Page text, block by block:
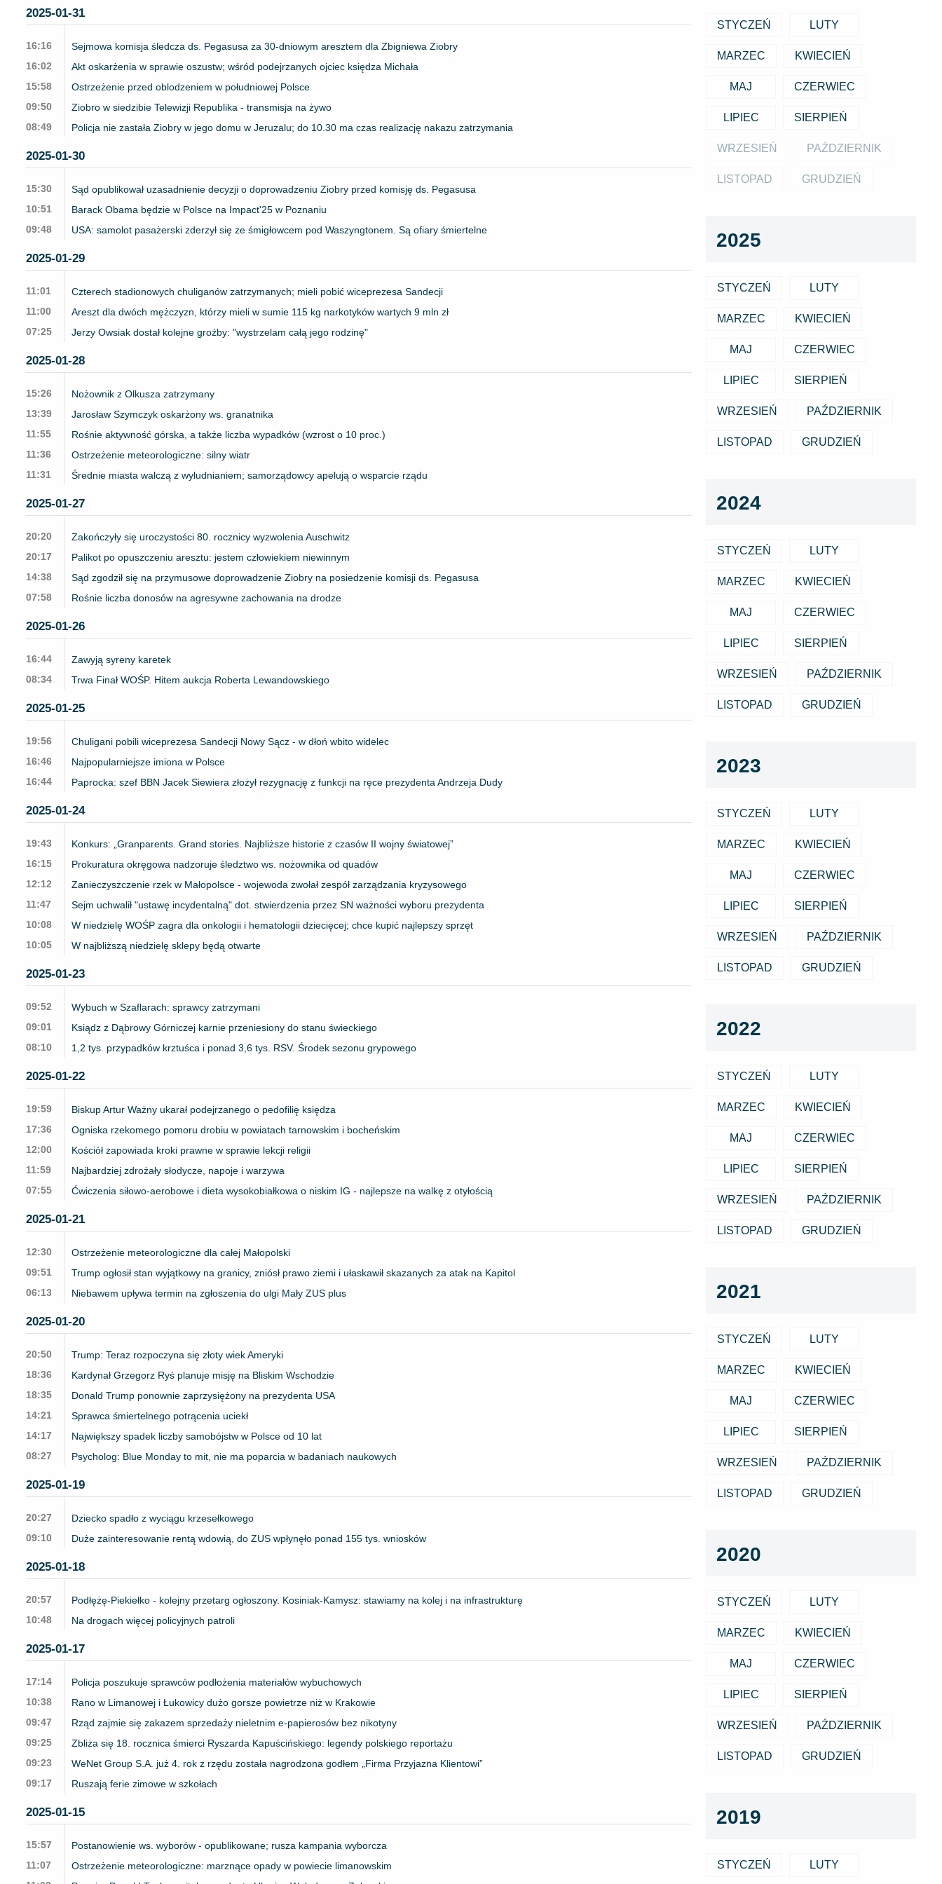
2025-01-31
16:16
Sejmowa komisja śledcza ds. Pegasusa za 30-dniowym aresztem dla Zbigniewa Ziobry
16:02
Akt oskarżenia w sprawie oszustw; wśród podejrzanych ojciec księdza Michała
15:58
Ostrzeżenie przed oblodzeniem w południowej Polsce
09:50
Ziobro w siedzibie Telewizji Republika - transmisja na żywo
08:49
Policja nie zastała Ziobry w jego domu w Jeruzalu; do 10.30 ma czas realizację nakazu zatrzymania
2025-01-30
15:30
Sąd opublikował uzasadnienie decyzji o doprowadzeniu Ziobry przed komisję ds. Pegasusa
10:51
Barack Obama będzie w Polsce na Impact'25 w Poznaniu
09:48
USA: samolot pasażerski zderzył się ze śmigłowcem pod Waszyngtonem. Są ofiary śmiertelne
2025-01-29
11:01
Czterech stadionowych chuliganów zatrzymanych; mieli pobić wiceprezesa Sandecji
11:00
Areszt dla dwóch mężczyzn, którzy mieli w sumie 115 kg narkotyków wartych 9 mln zł
07:25
Jerzy Owsiak dostał kolejne groźby: "wystrzelam całą jego rodzinę"
2025-01-28
15:26
Nożownik z Olkusza zatrzymany
13:39
Jarosław Szymczyk oskarżony ws. granatnika
11:55
Rośnie aktywność górska, a także liczba wypadków (wzrost o 10 proc.)
11:36
Ostrzeżenie meteorologiczne: silny wiatr
11:31
Średnie miasta walczą z wyludnianiem; samorządowcy apelują o wsparcie rządu
2025-01-27
20:20
Zakończyły się uroczystości 80. rocznicy wyzwolenia Auschwitz
20:17
Palikot po opuszczeniu aresztu: jestem człowiekiem niewinnym
14:38
Sąd zgodził się na przymusowe doprowadzenie Ziobry na posiedzenie komisji ds. Pegasusa
07:58
Rośnie liczba donosów na agresywne zachowania na drodze
2025-01-26
16:44
Zawyją syreny karetek
08:34
Trwa Finał WOŚP. Hitem aukcja Roberta Lewandowskiego
2025-01-25
19:56
Chuligani pobili wiceprezesa Sandecji Nowy Sącz - w dłoń wbito widelec
16:46
Najpopularniejsze imiona w Polsce
16:44
Paprocka: szef BBN Jacek Siewiera złożył rezygnację z funkcji na ręce prezydenta Andrzeja Dudy
2025-01-24
19:43
Konkurs: „Granparents. Grand stories. Najbliższe historie z czasów II wojny światowej”
16:15
Prokuratura okręgowa nadzoruje śledztwo ws. nożownika od quadów
12:12
Zanieczyszczenie rzek w Małopolsce - wojewoda zwołał zespół zarządzania kryzysowego
11:47
Sejm uchwalił "ustawę incydentalną" dot. stwierdzenia przez SN ważności wyboru prezydenta
10:08
W niedzielę WOŚP zagra dla onkologii i hematologii dziecięcej; chce kupić najlepszy sprzęt
10:05
W najbliższą niedzielę sklepy będą otwarte
2025-01-23
09:52
Wybuch w Szaflarach: sprawcy zatrzymani
09:01
Ksiądz z Dąbrowy Górniczej karnie przeniesiony do stanu świeckiego
08:10
1,2 tys. przypadków krztuśca i ponad 3,6 tys. RSV. Środek sezonu grypowego
2025-01-22
19:59
Biskup Artur Ważny ukarał podejrzanego o pedofilię księdza
17:36
Ogniska rzekomego pomoru drobiu w powiatach tarnowskim i bocheńskim
12:00
Kościół zapowiada kroki prawne w sprawie lekcji religii
11:59
Najbardziej zdrożały słodycze, napoje i warzywa
07:55
Ćwiczenia siłowo-aerobowe i dieta wysokobiałkowa o niskim IG - najlepsze na walkę z otyłością
2025-01-21
12:30
Ostrzeżenie meteorologiczne dla całej Małopolski
09:51
Trump ogłosił stan wyjątkowy na granicy, zniósł prawo ziemi i ułaskawił skazanych za atak na Kapitol
06:13
Niebawem upływa termin na zgłoszenia do ulgi Mały ZUS plus
2025-01-20
20:50
Trump: Teraz rozpoczyna się złoty wiek Ameryki
18:36
Kardynał Grzegorz Ryś planuje misję na Bliskim Wschodzie
18:35
Donald Trump ponownie zaprzysiężony na prezydenta USA
14:21
Sprawca śmiertelnego potrącenia uciekł
14:17
Największy spadek liczby samobójstw w Polsce od 10 lat
08:27
Psycholog: Blue Monday to mit, nie ma poparcia w badaniach naukowych
2025-01-19
20:27
Dziecko spadło z wyciągu krzesełkowego
09:10
Duże zainteresowanie rentą wdowią, do ZUS wpłynęło ponad 155 tys. wniosków
2025-01-18
20:57
Podłężę-Piekiełko - kolejny przetarg ogłoszony. Kosiniak-Kamysz: stawiamy na kolej i na infrastrukturę
10:48
Na drogach więcej policyjnych patroli
2025-01-17
17:14
Policja poszukuje sprawców podłożenia materiałów wybuchowych
10:38
Rano w Limanowej i Łukowicy dużo gorsze powietrze niż w Krakowie
09:47
Rząd zajmie się zakazem sprzedaży nieletnim e-papierosów bez nikotyny
09:25
Zbliża się 18. rocznica śmierci Ryszarda Kapuścińskiego: legendy polskiego reportażu
09:23
WeNet Group S.A. już 4. rok z rzędu została nagrodzona godłem „Firma Przyjazna Klientowi”
09:17
Ruszają ferie zimowe w szkołach
2025-01-15
15:57
Postanowienie ws. wyborów - opublikowane; rusza kampania wyborcza
11:07
Ostrzeżenie meteorologiczne: marznące opady w powiecie limanowskim
STYCZEŃ LUTY
MARZEC KWIECIEŃ
MAJ CZERWIEC
LIPIEC SIERPIEŃ
WRZESIEŃ PAŹDZIERNIK
LISTOPAD GRUDZIEŃ
2025
STYCZEŃ LUTY
MARZEC KWIECIEŃ
MAJ CZERWIEC
LIPIEC SIERPIEŃ
WRZESIEŃ PAŹDZIERNIK
LISTOPAD GRUDZIEŃ
2024
STYCZEŃ LUTY
MARZEC KWIECIEŃ
MAJ CZERWIEC
LIPIEC SIERPIEŃ
WRZESIEŃ PAŹDZIERNIK
LISTOPAD GRUDZIEŃ
2023
STYCZEŃ LUTY
MARZEC KWIECIEŃ
MAJ CZERWIEC
LIPIEC SIERPIEŃ
WRZESIEŃ PAŹDZIERNIK
LISTOPAD GRUDZIEŃ
2022
STYCZEŃ LUTY
MARZEC KWIECIEŃ
MAJ CZERWIEC
LIPIEC SIERPIEŃ
WRZESIEŃ PAŹDZIERNIK
LISTOPAD GRUDZIEŃ
2021
STYCZEŃ LUTY
MARZEC KWIECIEŃ
MAJ CZERWIEC
LIPIEC SIERPIEŃ
WRZESIEŃ PAŹDZIERNIK
LISTOPAD GRUDZIEŃ
2020
STYCZEŃ LUTY
MARZEC KWIECIEŃ
MAJ CZERWIEC
LIPIEC SIERPIEŃ
WRZESIEŃ PAŹDZIERNIK
LISTOPAD GRUDZIEŃ
2019
STYCZEŃ LUTY